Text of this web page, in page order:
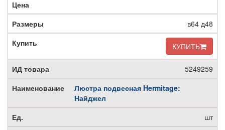
в64 д48
КУПИТЬ
5249259
Люстра подвесная Hermitage:
Найджел
шт